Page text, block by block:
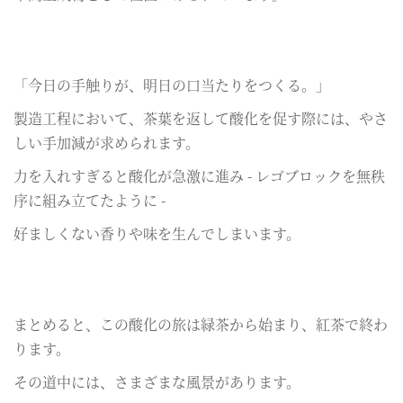
「今日の手触りが、明日の口当たりをつくる。」
製造工程において、茶葉を返して酸化を促す際には、やさ
しい手加減が求められます。
力を入れすぎると酸化が急激に進み - レゴブロックを無秩
序に組み立てたように -
好ましくない香りや味を生んでしまいます。
まとめると、この酸化の旅は緑茶から始まり、紅茶で終わ
ります。
その道中には、さまざまな風景があります。